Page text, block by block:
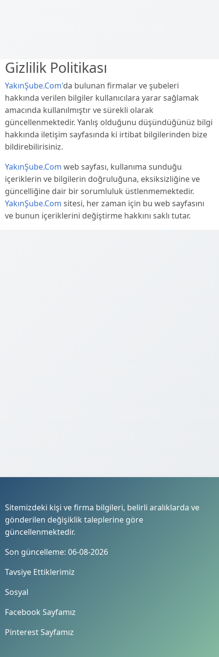
Gizlilik Politikası
YakınŞube.Com'da bulunan firmalar ve şubeleri
hakkında verilen bilgiler kullanıcılara yarar sağlamak
amacında kullanılmıştır ve sürekli olarak
güncellenmektedir. Yanlış olduğunu düşündüğünüz bilgi
hakkında iletişim sayfasında ki irtibat bilgilerinden bize
bildirebilirisiniz.
YakınŞube.Com web sayfası, kullanıma sunduğu
içeriklerin ve bilgilerin doğruluğuna, eksiksizliğine ve
güncelliğine dair bir sorumluluk üstlenmemektedir.
YakınŞube.Com sitesi, her zaman için bu web sayfasını
ve bunun içeriklerini değiştirme hakkını saklı tutar.
Sitemizdeki kişi ve firma bilgileri, belirli aralıklarda ve
gönderilen değişiklik taleplerine göre
güncellenmektedir.
Son güncelleme: 06-08-2026
Tavsiye Ettiklerimiz
Sosyal
Facebook Sayfamız
Pinterest Sayfamız